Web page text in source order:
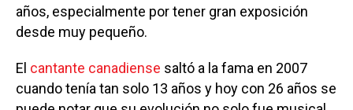
años, especialmente por tener gran exposición
desde muy pequeño.
El cantante canadiense saltó a la fama en 2007
cuando tenía tan solo 13 años y hoy con 26 años se